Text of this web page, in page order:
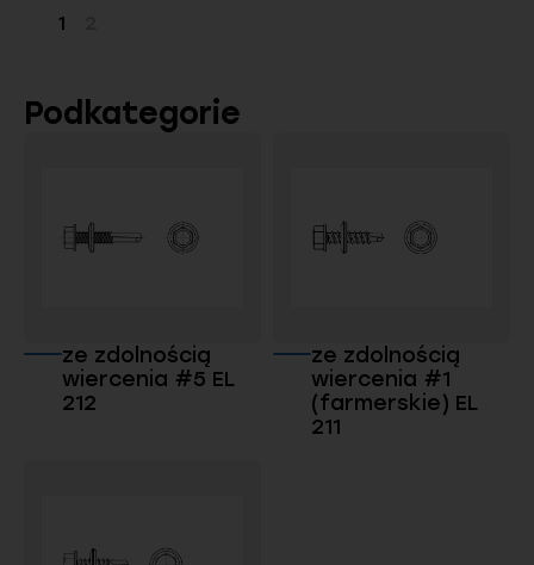
Strona
1
Podkategorie
ze zdolnością
wiercenia #5 EL
212
ze zdolnością
wiercenia #1
(farmerskie) EL
211